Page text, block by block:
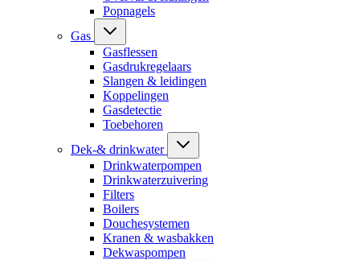
Popnagels
Gas
Gasflessen
Gasdrukregelaars
Slangen & leidingen
Koppelingen
Gasdetectie
Toebehoren
Dek-& drinkwater
Drinkwaterpompen
Drinkwaterzuivering
Filters
Boilers
Douchesystemen
Kranen & wasbakken
Dekwaspompen